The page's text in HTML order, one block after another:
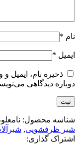
نام *
ایمیل *
ذخیره نام، ایمیل
دوباره دیدگاهی
شناسه محصول:
شیر ظرفشویی,
اشتراک گذاری: